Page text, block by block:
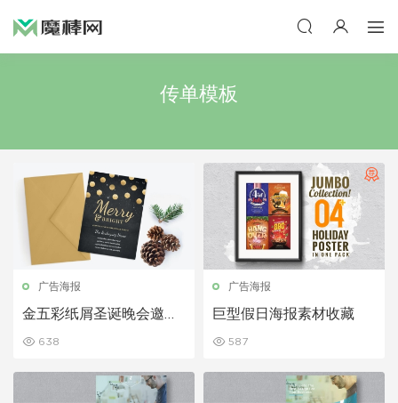
传单模板
广告海报
金五彩纸屑圣诞晚会邀请
638
广告海报
巨型假日海报素材收藏
587